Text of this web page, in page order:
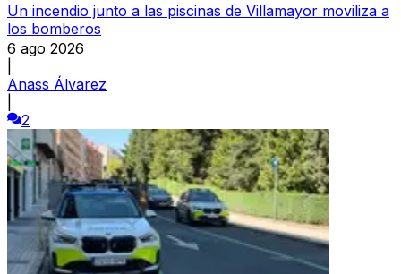
Un incendio junto a las piscinas de Villamayor moviliza a
los bomberos
6 ago 2026
Anass Álvarez
2